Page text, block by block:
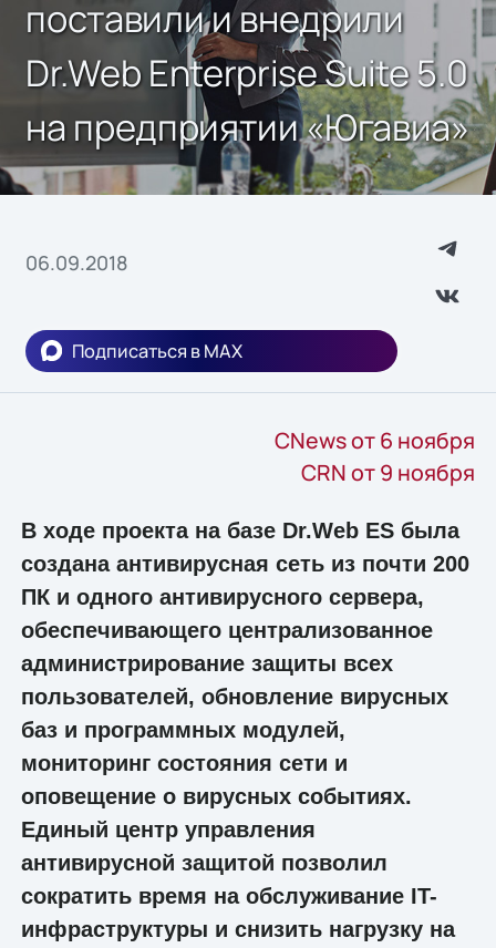
поставили и внедрили
Dr.Web Enterprise Suite 5.0
на предприятии «Югавиа»
06.09.2018
Подписаться в MAX
CNews от 6 ноября
CRN от 9 ноября
В ходе проекта на базе Dr.Web ES была
создана антивирусная сеть из почти 200
ПК и одного антивирусного сервера,
обеспечивающего централизованное
администрирование защиты всех
пользователей, обновление вирусных
баз и программных модулей,
мониторинг состояния сети и
оповещение о вирусных событиях.
Единый центр управления
антивирусной защитой позволил
сократить время на обслуживание IT-
инфраструктуры и снизить нагрузку на